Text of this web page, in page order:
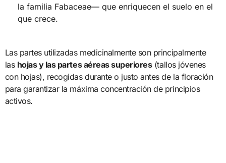
la familia Fabaceae— que enriquecen el suelo en el
que crece.
Las partes utilizadas medicinalmente son principalmente
las hojas y las partes aéreas superiores(tallos jóvenes
con hojas), recogidas durante o justo antes de la floración
para garantizar la máxima concentración de principios
activos.